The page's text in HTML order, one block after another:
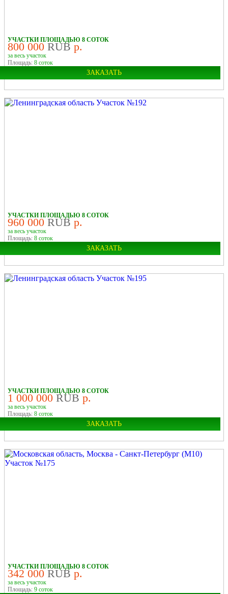
УЧАСТКИ ПЛОЩАДЬЮ 8 СОТОК
800 000 RUB р.
за весь участок
Площадь: 8 соток
ЗАКАЗАТЬ
Область: Ленинградская
УЧАСТКИ ПЛОЩАДЬЮ 8 СОТОК
960 000 RUB р.
за весь участок
Площадь: 8 соток
ЗАКАЗАТЬ
Область: Ленинградская
УЧАСТКИ ПЛОЩАДЬЮ 8 СОТОК
1 000 000 RUB р.
за весь участок
Площадь: 8 соток
ЗАКАЗАТЬ
Область: Ленинградская
УЧАСТКИ ПЛОЩАДЬЮ 8 СОТОК
342 000 RUB р.
за весь участок
Площадь: 9 соток